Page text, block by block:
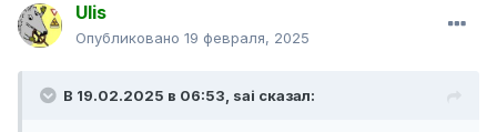
Ulis
Опубликовано 19 февраля, 2025
В 19.02.2025 в 06:53, sai сказал: